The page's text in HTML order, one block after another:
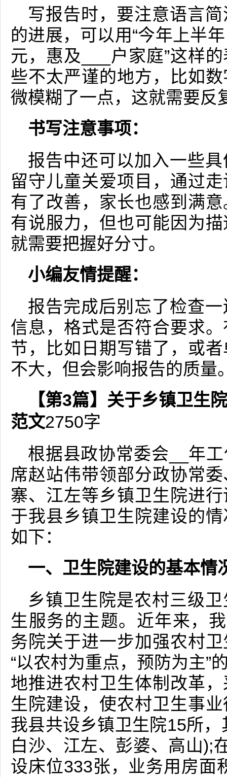
写报告时，要注意语言
的进展，可以用“今年上半
元，惠及___户家庭”这样
些不太严谨的地方，比如
微模糊了一点，这就需要反
书写注意事项：
报告中还可以加入一些
留守儿童关爱项目，通过
有了改善，家长也感到满
有说服力，但也可能因为
就需要把握好分寸。
小编友情提醒：
报告完成后别忘了检查
信息，格式是否符合要求
节，比如日期写错了，或
不大，但会影响报告的质量
【第3篇】关于乡镇卫生
范文2750字
根据县政协常委会__年
席赵站伟带领部分政协常
寨、江左等乡镇卫生院进
于我县乡镇卫生院建设的
如下：
一、卫生院建设的基本情
乡镇卫生院是农村三级
生服务的主题。近年来，
务院关于进一步加强农村
“以农村为重点，预防为主”
地推进农村卫生体制改革
生院建设，使农村卫生事
我县共设乡镇卫生院15所
白沙、江左、彭婆、高山);
设床位333张，业务用房面